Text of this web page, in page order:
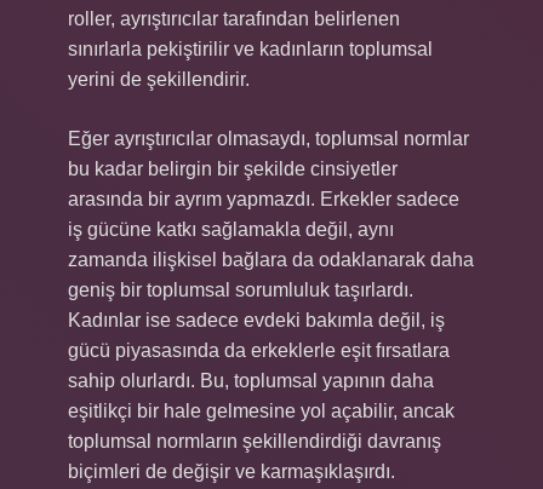
roller, ayrıştırıcılar tarafından belirlenen
sınırlarla pekiştirilir ve kadınların toplumsal
yerini de şekillendirir.
Eğer ayrıştırıcılar olmasaydı, toplumsal normlar
bu kadar belirgin bir şekilde cinsiyetler
arasında bir ayrım yapmazdı. Erkekler sadece
iş gücüne katkı sağlamakla değil, aynı
zamanda ilişkisel bağlara da odaklanarak daha
geniş bir toplumsal sorumluluk taşırlardı.
Kadınlar ise sadece evdeki bakımla değil, iş
gücü piyasasında da erkeklerle eşit fırsatlara
sahip olurlardı. Bu, toplumsal yapının daha
eşitlikçi bir hale gelmesine yol açabilir, ancak
toplumsal normların şekillendirdiği davranış
biçimleri de değişir ve karmaşıklaşırdı.